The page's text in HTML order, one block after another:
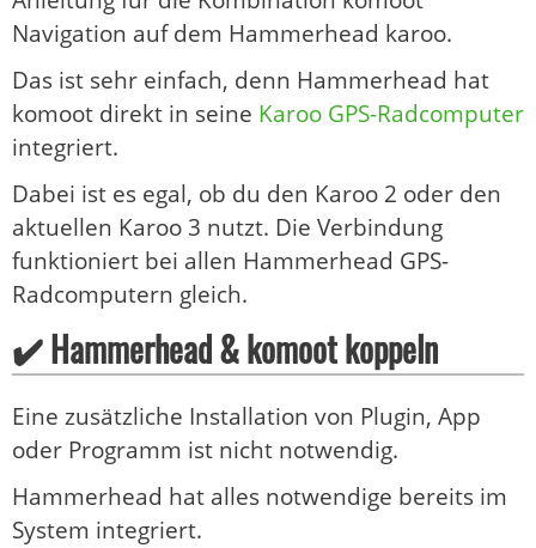
Navigation auf dem Hammerhead karoo.
Das ist sehr einfach, denn Hammerhead hat
komoot direkt in seine Karoo GPS-Radcomputer
integriert.
Dabei ist es egal, ob du den Karoo 2 oder den
aktuellen Karoo 3 nutzt. Die Verbindung
funktioniert bei allen Hammerhead GPS-
Radcomputern gleich.
✔️ Hammerhead & komoot koppeln
Eine zusätzliche Installation von Plugin, App
oder Programm ist nicht notwendig.
Hammerhead hat alles notwendige bereits im
System integriert.